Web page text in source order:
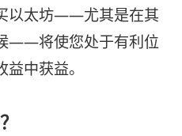
以太坊——尤其是在其
——将使您处于有利位
中获益。